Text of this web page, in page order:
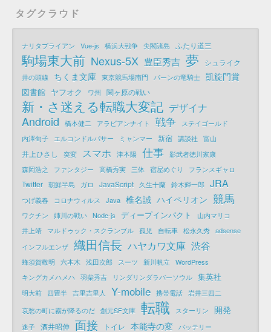
タグクラウド
ナリタブライアン Vue-js 横浜大戦争 尖閣諸島 ふたり道三
駒場東大前 Nexus-5X 豊臣秀吉 夢 シュライク
井の頭線 ちくま文庫 東京競馬場南門 パーンの竜騎士 凱旋門賞
図書館 ヤフオク ワ州 関ヶ原の戦い
新・さ迷える転職大変記 デザイナ
Android 橋本健二 アラビアンナイト 戦争
ステイゴールド
内澤旬子
エルコンドルパサー ミャンマー 新宿 講談社 富山
井上ひさし 突変 スマホ 津本陽 仕事 影武者徳川家康
森岡浩之
ファンタジー 高橋秀実 三体 宿屋めぐり フランスギャロ
Twitter 朝鮮半島 ガロ JavaScript 久生十蘭 鈴木輝一郎 JRA
つげ義春 コロナウィルス Java 椎名誠 ハイペリオン 競馬
ワクチン 姉川の戦い Node-js ディープインパクト
山内マリコ
井上靖
マルドゥック・スクランブル 孤児 自転車 松永久秀 adsense
インフルエンザ 織田信長 ハヤカワ文庫 渋谷
蜂須賀敬明 六本木 浅田次郎 スーツ 新川帆立
WordPress
キングカメハメハ 羽柴秀吉 リンダリンダラバーソウル 集英社
明大前 四畳半 吉里吉里人 Y-mobile 携帯電話 岩井三四二
哀愁の町に霧が降るのだ 創元SF文庫 転職 スターリン 開発
迷子 酒井昭伸 面接 トイレ 本能寺の変 バッテリー